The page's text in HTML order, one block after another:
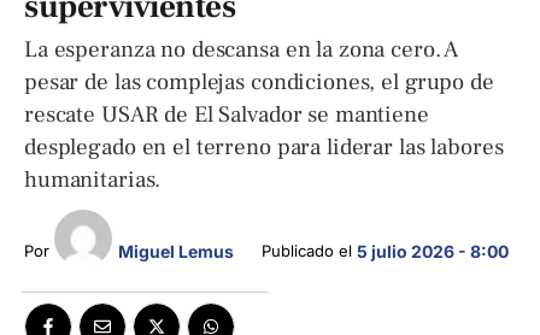
La esperanza no descansa en la zona cero. A
pesar de las complejas condiciones, el grupo de
rescate USAR de El Salvador se mantiene
desplegado en el terreno para liderar las labores
humanitarias.
Por Miguel Lemus Publicado el 5 julio 2026 - 8:00